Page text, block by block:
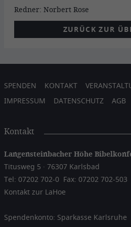
Redner: Norbert Rose
ZURÜCK ZUR
SPENDEN KONTAKT
IMPRESSUM
DATENSCHUTZ AGB
Kontakt
Langensteinbacher Höhe
Titusweg 5 · 76307 Karlsbad
Tel: 07202 702-0 Fax: 07202 702-503
Kontakt zur LaHoe
Spendenkonto: Sparkasse Karlsruhe